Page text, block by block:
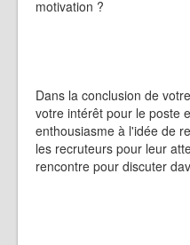
motivation ?
Dans la conclusion de
votre intérêt pour le poste
enthousiasme à l'idée de
les recruteurs pour leur
rencontre pour discuter